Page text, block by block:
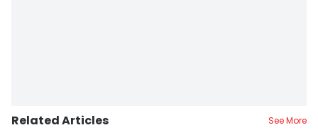
Related Articles See More